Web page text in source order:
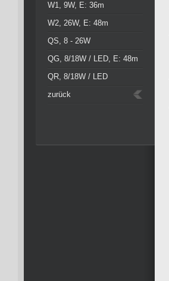
W1, 9W, E: 36m
W2, 26W, E: 48m
QS, 8 - 26W
QG, 8/18W / LED, E: 48m
QR, 8/18W / LED
zurück